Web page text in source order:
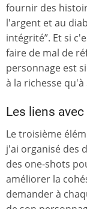
fournir des
l'argent et au
intégrité”. Et si
faire de mal de
personnage est
à la richesse qu'à
Les liens
Le troisième
j'ai organisé des
des one-shots
améliorer la
demander à